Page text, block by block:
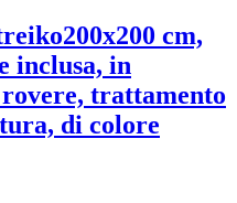
200x200 cm,
inclusa, in
trattamento
di colore